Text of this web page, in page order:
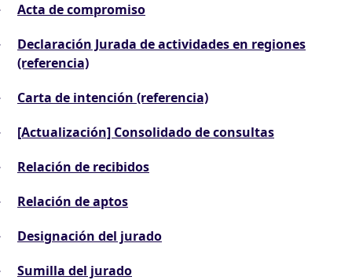
Acta de compromiso
Declaración Jurada de actividades en regiones
(referencia)
Carta de intención (referencia)
[Actualización] Consolidado de consultas
Relación de recibidos
Relación de aptos
Designación del jurado
Sumilla del jurado